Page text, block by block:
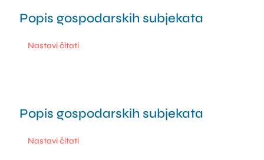
0.1 min read
Popis gospodarskih subjekata
Nastavi čitati
0.1 min read
Popis gospodarskih subjekata
Nastavi čitati